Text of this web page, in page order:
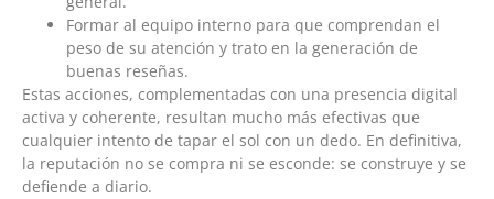
Formar al equipo interno para que comprendan el
peso de su atención y trato en la generación de
buenas reseñas.
Estas acciones, complementadas con una presencia digital
activa y coherente, resultan mucho más efectivas que
cualquier intento de tapar el sol con un dedo. En definitiva,
la reputación no se compra ni se esconde: se construye y se
defiende a diario.